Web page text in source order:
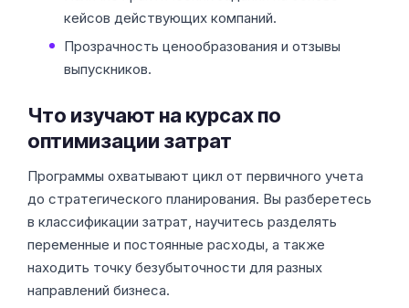
кейсов действующих компаний.
Прозрачность ценообразования и отзывы
выпускников.
Что изучают на курсах по
оптимизации затрат
Программы охватывают цикл от первичного учета
до стратегического планирования. Вы разберетесь
в классификации затрат, научитесь разделять
переменные и постоянные расходы, а также
находить точку безубыточности для разных
направлений бизнеса.